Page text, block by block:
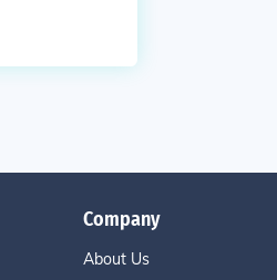
Company
About Us